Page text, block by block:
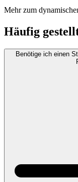
Mehr zum
Häufig
Benötige ich einen